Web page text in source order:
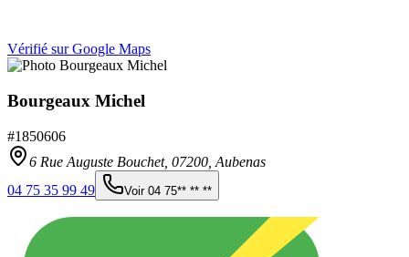
Vérifié sur Google Maps
Bourgeaux Michel
#1850606
6 Rue Auguste Bouchet, 07200 Aubenas
04 75 35 99 49
Voir 04 75** ** **